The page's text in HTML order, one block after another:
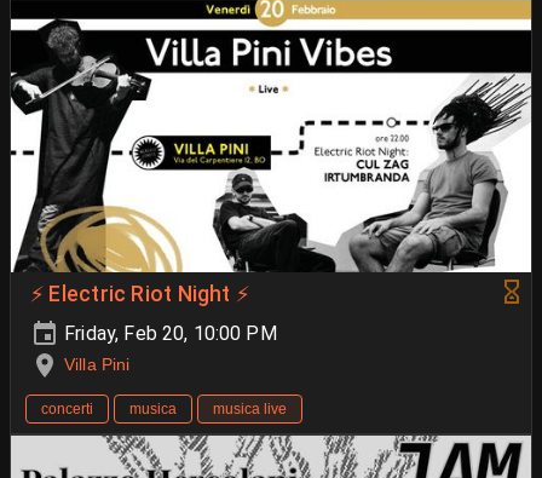
⚡ Electric Riot Night ⚡
Friday, Feb 20, 10:00 PM
Villa Pini
concerti musica musica live